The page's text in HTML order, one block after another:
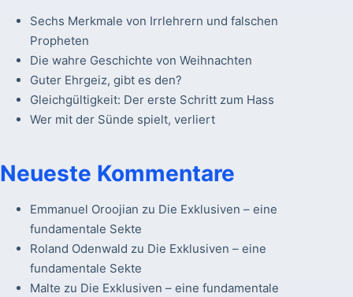
Sechs Merkmale von Irrlehrern und falschen
Propheten
Die wahre Geschichte von Weihnachten
Guter Ehrgeiz, gibt es den?
Gleichgültigkeit: Der erste Schritt zum Hass
Wer mit der Sünde spielt, verliert
Neueste Kommentare
Emmanuel Oroojian zu Die Exklusiven – eine
fundamentale Sekte
Roland Odenwald zu Die Exklusiven – eine
fundamentale Sekte
Malte zu Die Exklusiven – eine fundamentale